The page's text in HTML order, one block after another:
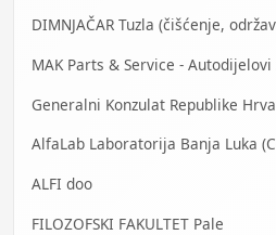
DIMNJAČAR Tuzla (čišćenje,
Generalni Konzulat Republike
AlfaLab Laboratorija Banja Luka
ALFI doo
FILOZOFSKI FAKULTET Pale